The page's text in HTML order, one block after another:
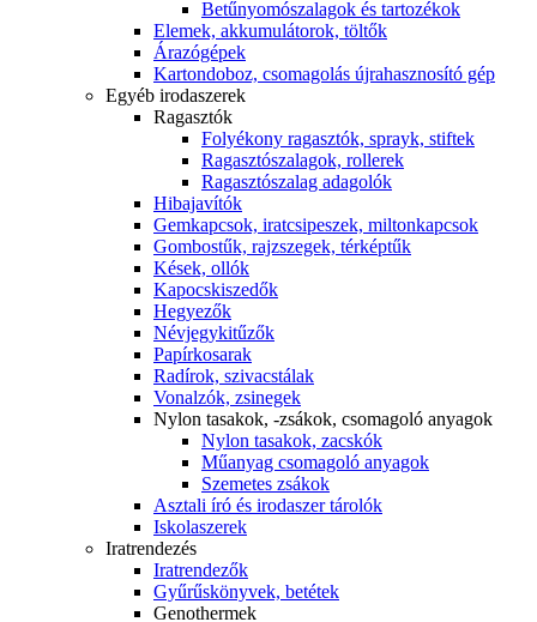
Betűnyomószalagok és tartozékok
Elemek, akkumulátorok, töltők
Árazógépek
Kartondoboz, csomagolás újrahasznosító gép
Egyéb irodaszerek
Ragasztók
Folyékony ragasztók, sprayk, stiftek
Ragasztószalagok, rollerek
Ragasztószalag adagolók
Hibajavítók
Gemkapcsok, iratcsipeszek, miltonkapcsok
Gombostűk, rajzszegek, térképtűk
Kések, ollók
Kapocskiszedők
Hegyezők
Névjegykitűzők
Papírkosarak
Radírok, szivacstálak
Vonalzók, zsinegek
Nylon tasakok, -zsákok, csomagoló anyagok
Nylon tasakok, zacskók
Műanyag csomagoló anyagok
Szemetes zsákok
Asztali író és irodaszer tárolók
Iskolaszerek
Iratrendezés
Iratrendezők
Gyűrűskönyvek, betétek
Genothermek